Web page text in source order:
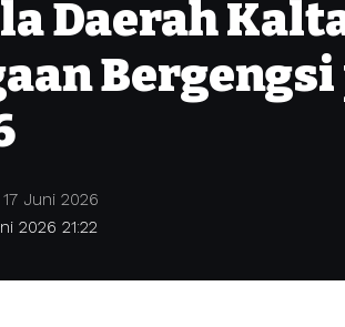
Daerah
2026 21:22
Juni 2026